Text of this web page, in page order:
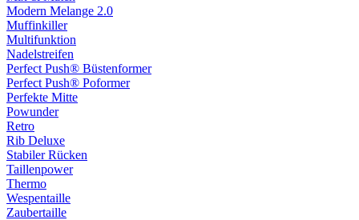
Modern Melange 2.0
Muffinkiller
Multifunktion
Nadelstreifen
Perfect Push® Büstenformer
Perfect Push® Poformer
Perfekte Mitte
Powunder
Retro
Rib Deluxe
Stabiler Rücken
Taillenpower
Thermo
Wespentaille
Zaubertaille